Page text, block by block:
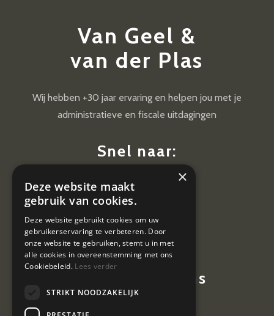
Van Geel &
van der Plas
Wij hebben +30 jaar ervaring en helpen jou met je
administratieve en fiscale uitdagingen
Snel naar:
Diensten
Vacatures
Contactgegevens
×
Deze website maakt
gebruik van cookies.
Deze website gebruikt cookies om uw
gebruikerservaring te verbeteren. Door
onze website te gebruiken, stemt u in met
alle cookies in overeenstemming met ons
Cookiebeleid. Lees verder
STRIKT NOODZAKELIJK